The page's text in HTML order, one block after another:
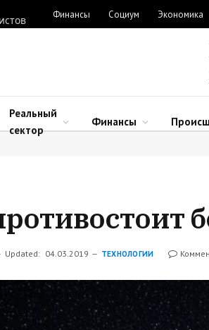
Финансы Социум Экономика
Реальный
сектор
Финансы
Updated: 04.03.2019 ТЕХНОЛОГИИ